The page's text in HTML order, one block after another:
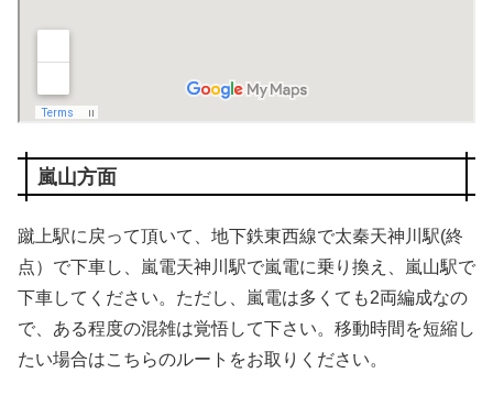
嵐山方面
蹴上駅に戻って頂いて、地下鉄東西線で太秦天神川駅(終
点）で下車し、嵐電天神川駅で嵐電に乗り換え、嵐山駅で
下車してください。ただし、嵐電は多くても2両編成なの
で、ある程度の混雑は覚悟して下さい。移動時間を短縮し
たい場合はこちらのルートをお取りください。